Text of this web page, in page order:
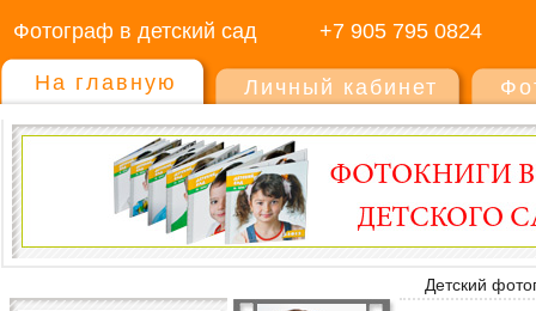
Фотограф в детский сад +7 905 795 0824
На главную Личный кабинет
Детский